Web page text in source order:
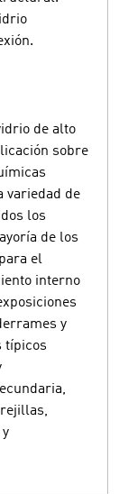
de alto
sobre
variedad de
los
de los
el
interno
y
típicos